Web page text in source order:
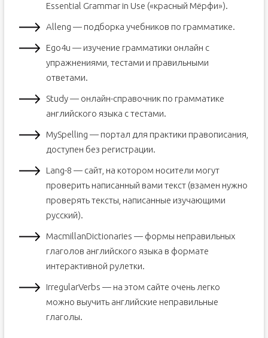
Essential Grammar in Use («красный Мёрфи»).
Alleng — подборка учебников по грамматике.
Ego4u — изучение грамматики онлайн с
упражнениями, тестами и правильными
ответами.
Study — онлайн-справочник по грамматике
английского языка с тестами.
MySpelling — портал для практики правописания,
доступен без регистрации.
Lang-8 — сайт, на котором носители могут
проверить написанный вами текст (взамен нужно
проверять тексты, написанные изучающими
русский).
MacmillanDictionaries — формы неправильных
глаголов английского языка в формате
интерактивной рулетки.
IrregularVerbs — на этом сайте очень легко
можно выучить английские неправильные
глаголы.